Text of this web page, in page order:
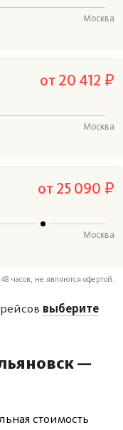
Москва
Москва
от 20 412 ₽
Москва
от 25 090 ₽
часов, не являются офертой.
выберите
—
стоимость